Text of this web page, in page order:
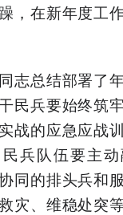
，在新年度工
志总结部署了
民兵要始终筑
战的应急应战
兵队伍要主
同的排头兵和
灾、维稳处突